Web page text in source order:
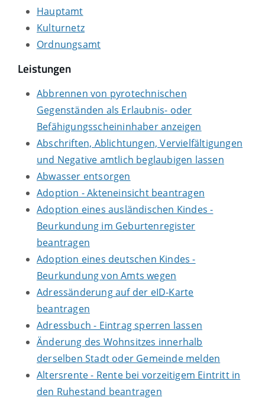
Hauptamt
Kulturnetz
Ordnungsamt
Leistungen
Abbrennen von pyrotechnischen
Gegenständen als Erlaubnis- oder
Befähigungsscheininhaber anzeigen
Abschriften, Ablichtungen, Vervielfältigungen
und Negative amtlich beglaubigen lassen
Abwasser entsorgen
Adoption - Akteneinsicht beantragen
Adoption eines ausländischen Kindes -
Beurkundung im Geburtenregister
beantragen
Adoption eines deutschen Kindes -
Beurkundung von Amts wegen
Adressänderung auf der eID-Karte
beantragen
Adressbuch - Eintrag sperren lassen
Änderung des Wohnsitzes innerhalb
derselben Stadt oder Gemeinde melden
Altersrente - Rente bei vorzeitigem Eintritt in
den Ruhestand beantragen